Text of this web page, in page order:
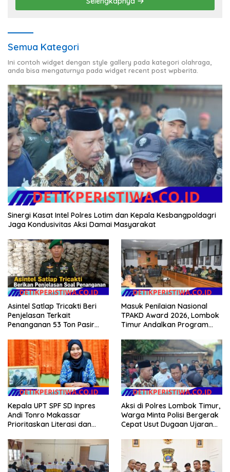
Semua Kategori
Ini contoh widget dengan style gallery pada kategori olahraga,
anda bisa mengaturnya pada widget recent post wpberita.
Sinergi Kasat Intel Polres Lotim dan Kepala Kesbangpoldagri
Jaga Kondusivitas Aksi Damai Masyarakat
Asintel Satlap Tricakti Beri
Penjelasan Terkait
Penanganan 53 Ton Pasir
Masuk Penilaian Nasional
TPAKD Award 2026, Lombok
Timur Andalkan Program
Dongkrak Kesejahteraan
Warga
Kepala UPT SPF SD Inpres
Andi Tonro Makassar
Prioritaskan Literasi dan
Sekolah
Aksi di Polres Lombok Timur,
Warga Minta Polisi Bergerak
Cepat Usut Dugaan Ujaran